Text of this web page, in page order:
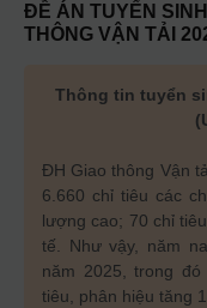
ĐỀ ÁN TUYỂN SINH
THÔNG VẬN TẢI
Thông tin tuyển
ĐH Giao thông Vận
6.660 chỉ tiêu các
lượng cao; 70 chỉ
tế. Như vậy, năm
năm 2025, trong
tiêu, phân hiệu tăng